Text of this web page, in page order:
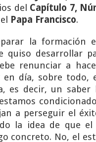
del Capítulo 7,
Papa Francisco.
la formación
quiso desarrollar
renunciar a
en día, sobre todo,
es decir, un saber
a perseguir el
la idea de que
concreto. No, el